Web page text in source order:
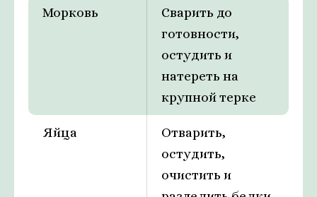
Морковь
Сварить до
готовности,
остудить и
натереть на
крупной терке
Яйца
Отварить,
остудить,
очистить и